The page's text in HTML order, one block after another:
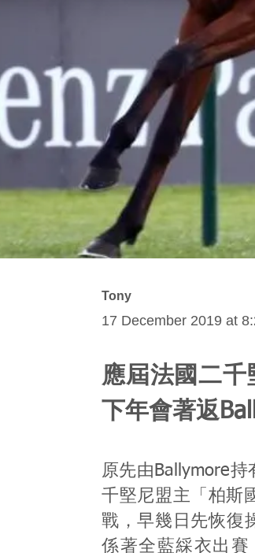
Tony
17 December 2019 at
應屆法國二千
下年會著返
原先由Ballymore
千堅尼盟主「柏斯
戰，早幾日先恢復
係著全藍綵衣出賽